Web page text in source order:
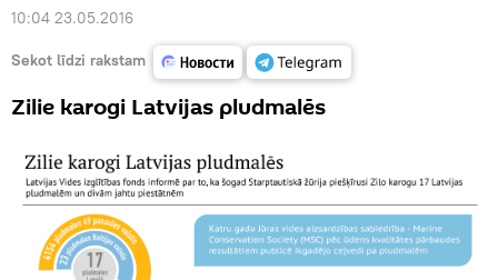
10:04 23.05.2016
Sekot līdzi rakstam
Zilie karogi Latvijas pludmalēs